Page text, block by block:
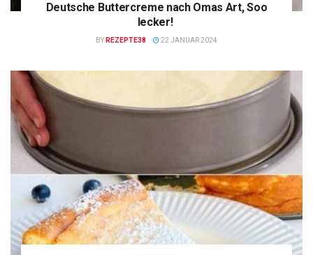
Deutsche Buttercreme nach Omas Art, Soo
lecker!
BY REZEPTE38 22 JANUAR 2024